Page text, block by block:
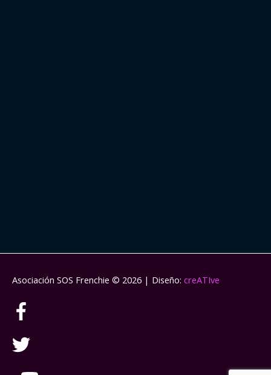
Asociación SOS Frenchie © 2026 | Diseño: creATIve